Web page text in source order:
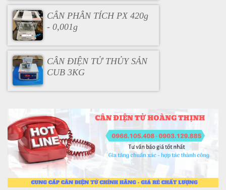
CÂN PHÂN TÍCH PX 420g
- 0,001g
CÂN ĐIỆN TỬ THỦY SẢN
CUB 3KG